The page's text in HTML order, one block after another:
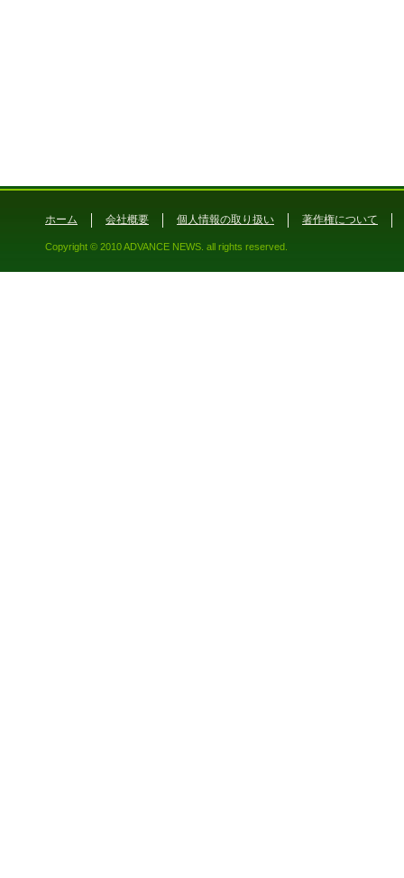
ホーム 会社概要 個人情報の取り扱い 著作権について
Copyright © 2010 ADVANCE NEWS. all rights reserved.